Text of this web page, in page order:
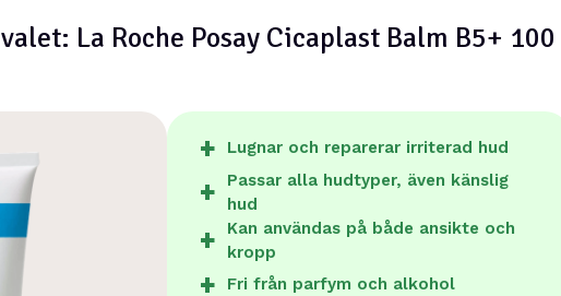
La Roche Posay Cicaplast Balm B5+ 100
Lugnar och reparerar irriterad hud
Passar alla hudtyper, även känslig
hud
Kan användas på både ansikte och
kropp
Fri från parfym och alkohol